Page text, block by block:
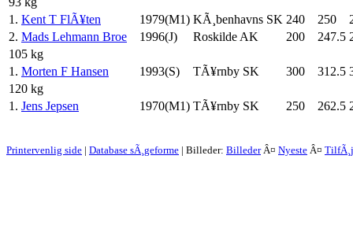
1. Kent T FlÃ¥ten 1979(M1) KÃ¸benhavns SK 240 250
2. Mads Lehmann Broe 1996(J) Roskilde AK 200 247.5
105 kg
1. Morten F Hansen 1993(S) TÃ¥rnby SK 300 312.5
120 kg
1. Jens Jepsen 1970(M1) TÃ¥rnby SK 250 262.5
Printervenlig side | Database sÃ¸geforme | Billeder: BillederÂ¤ Nyeste Â¤ TilfÃ¸j